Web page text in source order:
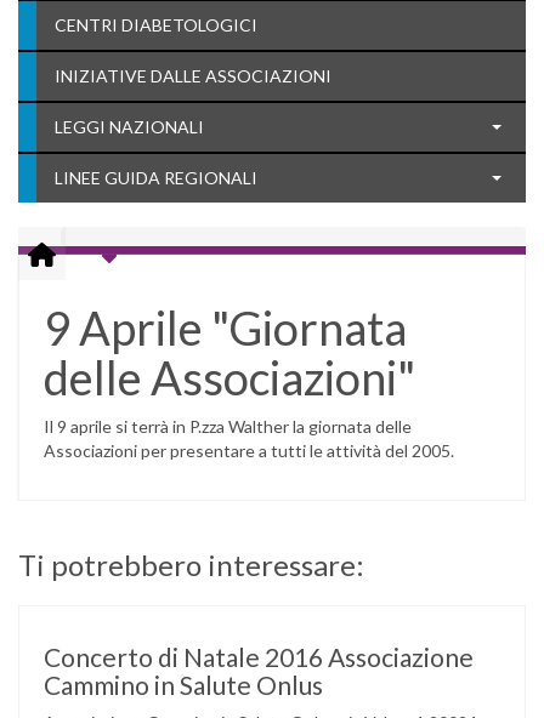
CENTRI DIABETOLOGICI
INIZIATIVE DALLE ASSOCIAZIONI
LEGGI NAZIONALI
LINEE GUIDA REGIONALI
9 Aprile "Giornata
delle Associazioni"
Il 9 aprile si terrà in P.zza Walther la giornata delle
Associazioni per presentare a tutti le attività del 2005.
Ti potrebbero interessare:
Concerto di Natale 2016 Associazione
Cammino in Salute Onlus